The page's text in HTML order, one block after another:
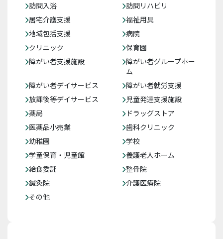
訪問入浴
訪問リハビリ
居宅介護支援
福祉用具
地域包括支援
病院
クリニック
保育園
障がい者支援施設
障がい者グループホー
ム
障がい者デイサービス
障がい者就労支援
放課後等デイサービス
児童発達支援施設
薬局
ドラッグストア
医薬品小売業
歯科クリニック
幼稚園
学校
学童保育・児童館
養護老人ホーム
給食委託
整骨院
鍼灸院
介護医療院
その他